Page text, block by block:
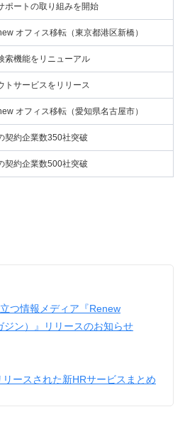
ポートの取り組みを開始
オフィス移転（東京都港区新橋）
索機能をリニューアル
トサービスをリリース
オフィス移転（愛知県名古屋市）
契約企業数350社突破
契約企業数500社突破
つ情報メディア『Renew
ン）』リリースのお知らせ
リースされた新HRサービスまとめ